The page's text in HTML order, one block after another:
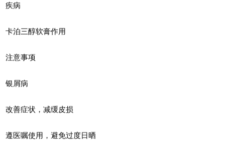
疾病
卡泊三醇软膏作用
注意事项
银屑病
改善症状，减缓皮损
遵医嘱使用，避免过度日晒